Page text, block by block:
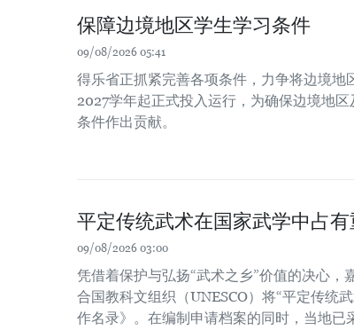
保障边境地区学生学习条件
09/08/2026 05:41
得乐省正抓紧完善各项条件，力争将边境
2027学年起正式投入运行，为确保边境地
条件作出贡献。
平定传统武术在国家武学中占有
09/08/2026 03:00
凭借着保护与弘扬“武术之乡”价值的决心，
合国教科文组织（UNESCO）将“平定传统
作名录》。在编制申请档案的同时，当地